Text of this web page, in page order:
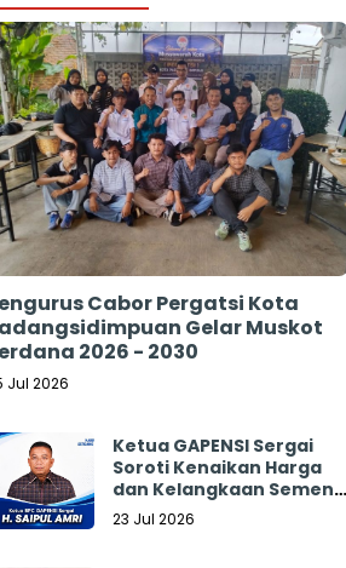
Cabor Pergatsi Kota
Gelar Muskot
2026 - 2030
Jul 2026
Ketua GAPENSI Sergai
Soroti Kenaikan Harga
dan Kelangkaan Semen,
Minta Pemerintah
23 Jul 2026